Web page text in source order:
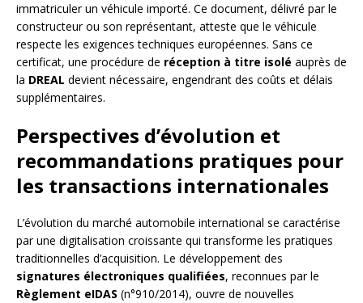
immatriculer un véhicule importé. Ce document, délivré par le
constructeur ou son représentant, atteste que le véhicule
respecte les exigences techniques européennes. Sans ce
certificat, une procédure de réception à titre isolé auprès de
la DREAL devient nécessaire, engendrant des coûts et délais
supplémentaires.
Perspectives d’évolution et
recommandations pratiques pour
les transactions internationales
L’évolution du marché automobile international se caractérise
par une digitalisation croissante qui transforme les pratiques
traditionnelles d’acquisition. Le développement des
signatures électroniques qualifiées, reconnues par le
Règlement eIDAS (n°910/2014), ouvre de nouvelles